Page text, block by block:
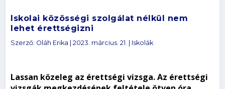
Iskolai közösségi szolgálat nélkül nem
lehet érettségizni
Szerző: Oláh Erika |2023. március. 21. Iskolák
Lassan közeleg az érettségi vizsga. Az érettségi